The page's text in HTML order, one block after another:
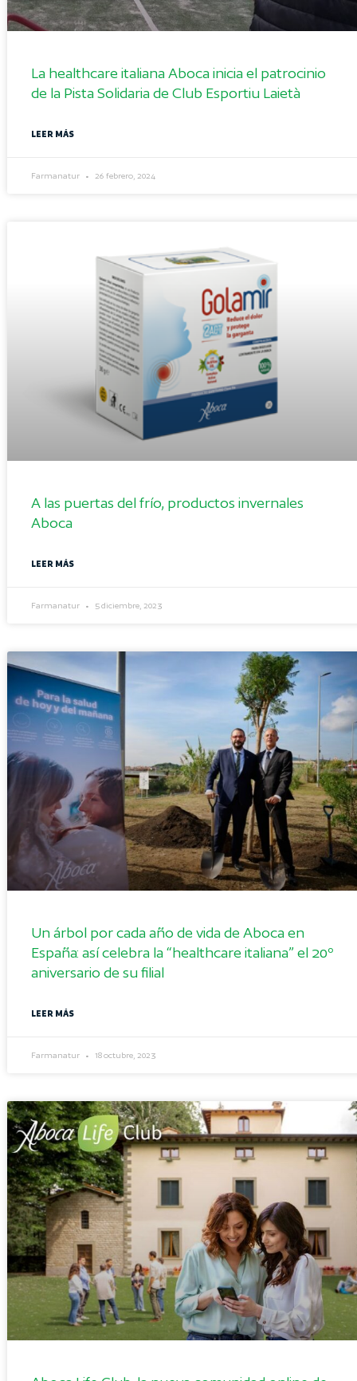
La healthcare italiana Aboca inicia el patrocinio
de la Pista Solidaria de Club Esportiu Laietà
LEER MÁS
Farmanatur 26 febrero, 2024
A las puertas del frío, productos invernales
Aboca
LEER MÁS
Farmanatur 5 diciembre, 2023
Un árbol por cada año de vida de Aboca en
España: así celebra la “healthcare italiana” el 20º
aniversario de su filial
LEER MÁS
Farmanatur 18 octubre, 2023